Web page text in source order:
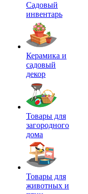
Садовый
инвентарь
Керамика и
садовый
декор
Товары для
загородного
дома
Товары для
животных и